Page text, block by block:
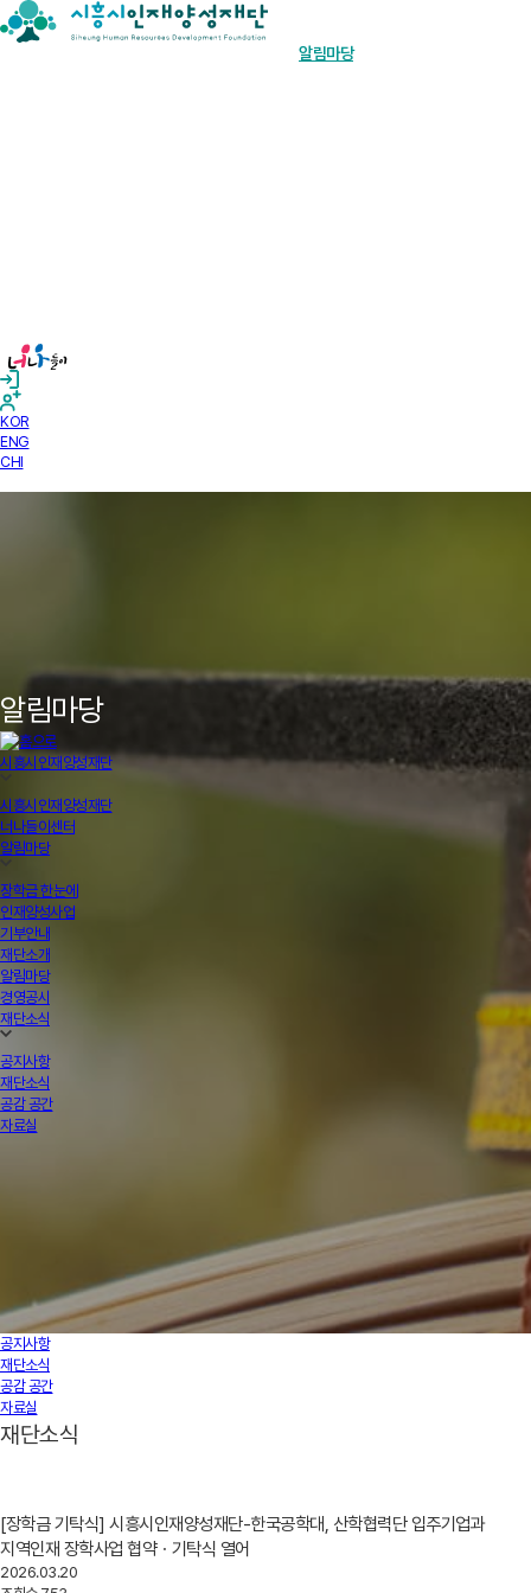
알림마당경영공시
KOR
ENG
CHI
알림마당
시흥시인재양성재단
시흥시인재양성재단
너나들이센터
알림마당
장학금 한눈에
인재양성사업
기부안내
재단소개
알림마당
경영공시
재단소식
공지사항
재단소식
공감 공간
자료실
공지사항
재단소식
공감 공간
자료실
재단소식
[장학금 기탁식] 시흥시인재양성재단-한국공학대, 산학협력단 입주기업과
지역인재 장학사업 협약ㆍ기탁식 열어
2026.03.20